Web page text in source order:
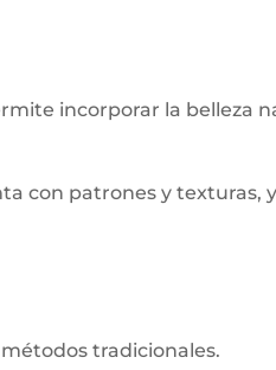
incorporar la belleza
con patrones y texturas,
tradicionales.